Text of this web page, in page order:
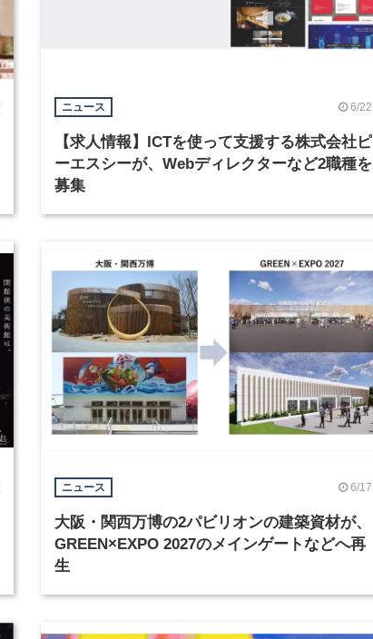
ニュース 6/22
【求人情報】ICTを使って支援する株式会社ピ
ーエスシーが、Webディレクターなど2職種を
募集
ニュース 6/17
大阪・関西万博の2パビリオンの建築資材が、
GREEN×EXPO 2027のメインゲートなどへ再
生